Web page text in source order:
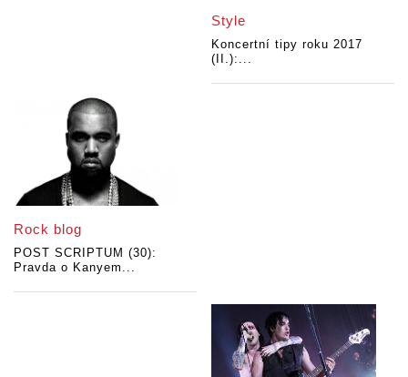
Style
Koncertní tipy roku 2017
(II.):...
Rock blog
POST SCRIPTUM (30):
Pravda o Kanyem...